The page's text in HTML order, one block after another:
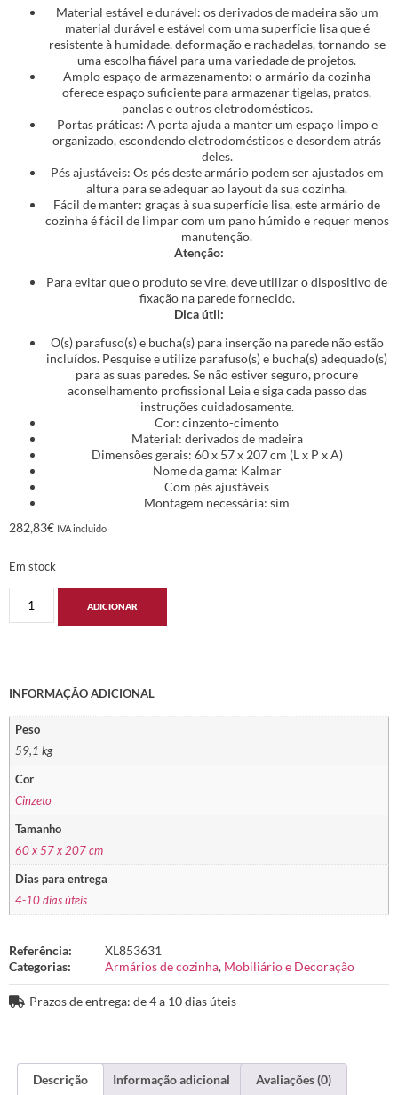
Material estável e durável: os derivados de madeira são um
material durável e estável com uma superfície lisa que é
resistente à humidade, deformação e rachadelas, tornando-se
uma escolha fiável para uma variedade de projetos.
Amplo espaço de armazenamento: o armário da cozinha
oferece espaço suficiente para armazenar tigelas, pratos,
panelas e outros eletrodomésticos.
Portas práticas: A porta ajuda a manter um espaço limpo e
organizado, escondendo eletrodomésticos e desordem atrás
deles.
Pés ajustáveis: Os pés deste armário podem ser ajustados em
altura para se adequar ao layout da sua cozinha.
Fácil de manter: graças à sua superfície lisa, este armário de
cozinha é fácil de limpar com um pano húmido e requer menos
manutenção.
Atenção:
Para evitar que o produto se vire, deve utilizar o dispositivo de
fixação na parede fornecido.
Dica útil:
O(s) parafuso(s) e bucha(s) para inserção na parede não estão
incluídos. Pesquise e utilize parafuso(s) e bucha(s) adequado(s)
para as suas paredes. Se não estiver seguro, procure
aconselhamento profissional Leia e siga cada passo das
instruções cuidadosamente.
Cor: cinzento-cimento
Material: derivados de madeira
Dimensões gerais: 60 x 57 x 207 cm (L x P x A)
Nome da gama: Kalmar
Com pés ajustáveis
Montagem necessária: sim
282,83€ IVA incluido
Em stock
ADICIONAR
INFORMAÇÃO ADICIONAL
Peso
59,1 kg
Cor
Cinzeto
Tamanho
60 x 57 x 207 cm
Dias para entrega
4-10 dias úteis
Referência:
XL853631
Categorias:
Armários de cozinha, Mobiliário e Decoração
Prazos de entrega: de 4 a 10 dias úteis
Descrição Informação adicional Avaliações (0)